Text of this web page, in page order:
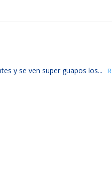
y se ven super guapos los...